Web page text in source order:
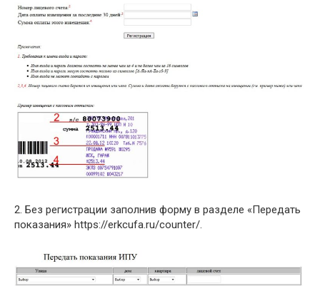
2. Без регистрации заполнив форму в разделе «Передать
показания» https://erkcufa.ru/counter/.